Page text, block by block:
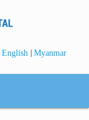
English | Myanmar